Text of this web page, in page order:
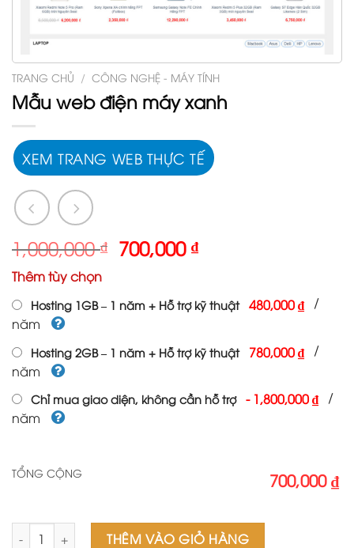
TRANG CHỦ / CÔNG NGHỆ - MÁY TÍNH
Mẫu web điện máy xanh
XEM TRANG WEB THỰC TẾ
1,000,000₫ Giá
gốc
1,000,000 ₫.
700,000₫Giá
là:
Thêm tùy chọn
Hosting 1GB – 1 năm + Hỗ trợ kỹ thuật 480,000 ₫ /
năm
Hosting 2GB – 1 năm + Hỗ trợ kỹ thuật 780,000 ₫ /
năm
Chỉ mua giao diện, không cần hỗ trợ -1,800,000 ₫ /
năm
TỔNG CỘNG 700,000 ₫
Mẫu web điện máy xanh số lượng
THÊM VÀO GIỎ HÀNG